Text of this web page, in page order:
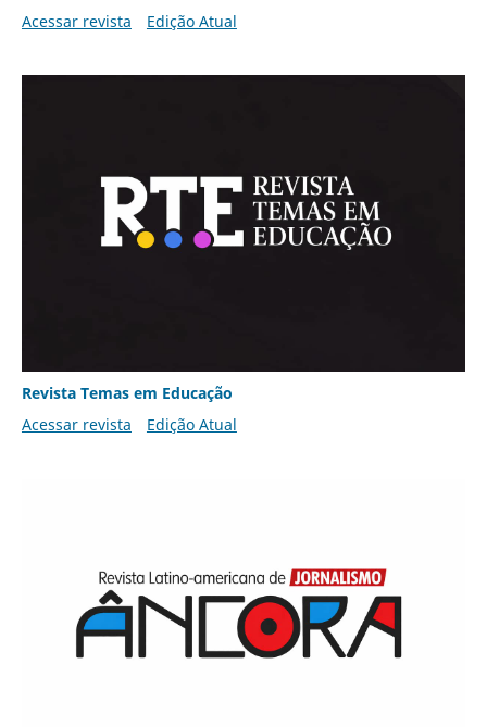
Acessar revista
Edição Atual
Revista Temas em Educação
Acessar revista
Edição Atual